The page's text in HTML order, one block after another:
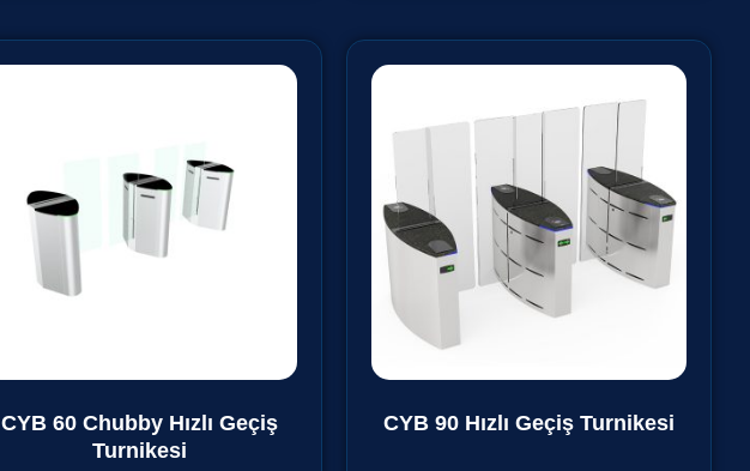
CYB 60 Chubby Hızlı Geçiş
Turnikesi
CYB 90 Hızlı Geçiş Turnikesi